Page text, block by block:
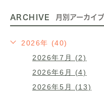
ARCHIVE 月別アーカイブ
2026年 (40)
2026年7月 (2)
2026年6月 (4)
2026年5月 (13)